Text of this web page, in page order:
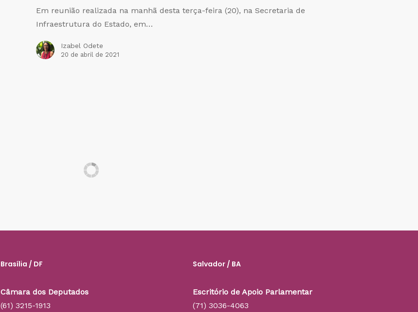
Em reunião realizada na manhã desta terça-feira (20), na Secretaria de
Infraestrutura do Estado, em…
Izabel Odete
20 de abril de 2021
Brasília / DF
Câmara dos Deputados
(61) 3215-1913
Salvador / BA
Escritório de Apoio Parlamentar
(71) 3036-4063